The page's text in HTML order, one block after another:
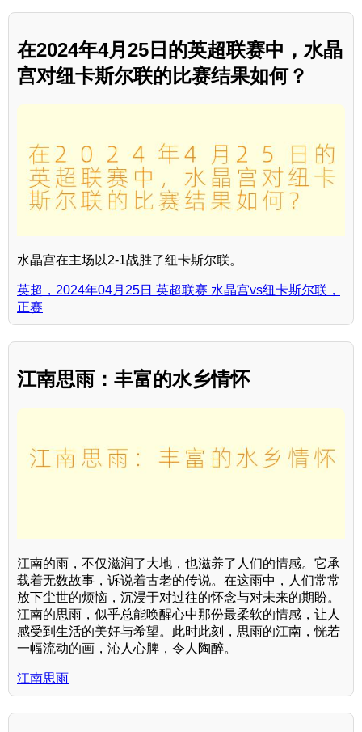
在2024年4月25日的英超联赛中，水晶
宫对纽卡斯尔联的比赛结果如何？
水晶宫在主场以2-1战胜了纽卡斯尔联。
英超，2024年04月25日 英超联赛 水晶宫vs纽卡斯尔联，
正赛
江南思雨：丰富的水乡情怀
江南的雨，不仅滋润了大地，也滋养了人们的情感。它承
载着无数故事，诉说着古老的传说。在这雨中，人们常常
放下尘世的烦恼，沉浸于对过往的怀念与对未来的期盼。
江南的思雨，似乎总能唤醒心中那份最柔软的情感，让人
感受到生活的美好与希望。此时此刻，思雨的江南，恍若
一幅流动的画，沁人心脾，令人陶醉。
江南思雨